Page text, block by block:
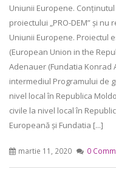
Uniunii Europene.
proiectului „PRO-DEM” și
Uniunii Europene. Proiectul
(European Union in the
Adenauer (Fundatia Konrad
intermediul Programului de
nivel local în Republica
civile la nivel local în
Europeană și Fundatia [...]
martie 11, 2020 0